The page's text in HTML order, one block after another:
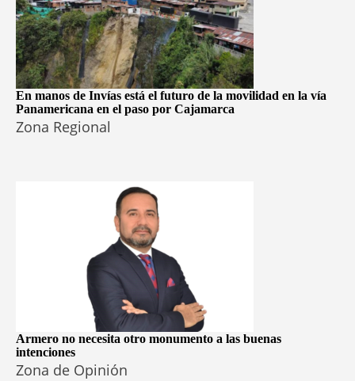
En manos de Invías está el futuro de la movilidad en la vía
Panamericana en el paso por Cajamarca
Zona Regional
Armero no necesita otro monumento a las buenas
intenciones
Zona de Opinión